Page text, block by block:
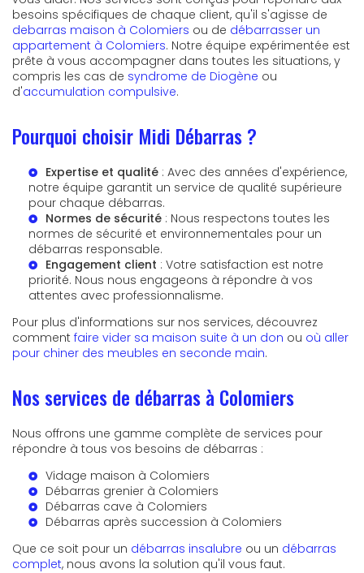
besoins spécifiques de chaque client, qu'il s'agisse de
debarras maison à Colomiers ou de débarrasser un
appartement à Colomiers. Notre équipe expérimentée est
prête à vous accompagner dans toutes les situations, y
compris les cas de syndrome de Diogène ou
d'accumulation compulsive.
Pourquoi choisir Midi Débarras ?
Expertise et qualité : Avec des années d'expérience,
notre équipe garantit un service de qualité supérieure
pour chaque débarras.
Normes de sécurité : Nous respectons toutes les
normes de sécurité et environnementales pour un
débarras responsable.
Engagement client : Votre satisfaction est notre
priorité. Nous nous engageons à répondre à vos
attentes avec professionnalisme.
Pour plus d'informations sur nos services, découvrez
comment faire vider sa maison suite à un don ou où aller
pour chiner des meubles en seconde main.
Nos services de débarras à Colomiers
Nous offrons une gamme complète de services pour
répondre à tous vos besoins de débarras :
Vidage maison à Colomiers
Débarras grenier à Colomiers
Débarras cave à Colomiers
Débarras après succession à Colomiers
Que ce soit pour un débarras insalubre ou un débarras
complet, nous avons la solution qu'il vous faut.